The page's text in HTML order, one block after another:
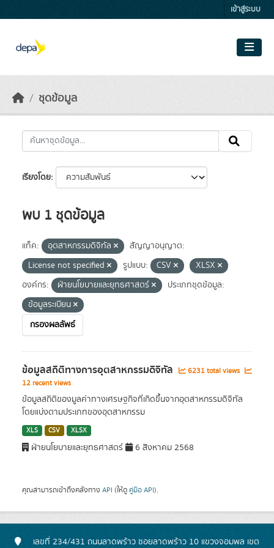
เข้าสู่ระบบ
ชุดข้อมูล
เรียงโดย
พบ 1 ชุดข้อมูล
แท็ค: อุตสาหกรรมดิจิทัล
สัญญาอนุญาต:
License not specified
รูปแบบ: CSV
XLSX
องค์กร:
ฝ่ายนโยบายและยุทธศาสตร์
ประเภทชุดข้อมูล:
ข้อมูลระเบียน
กรองผลลัพธ์
ข้อมูลสถิติทางการอุตสาหกรรมดิจิทัล
6231 total views
12 recent views
ข้อมูลสถิติของมูลค่าทางเศรษฐกิจที่เกิดขึ้นจากอุตสาหกรรมดิจิทัล
โดยแบ่งตามประเภทของอุตสาหกรรม
XLS CSV XLSX
ฝ่ายนโยบายและยุทธศาสตร์ 6 สิงหาคม 2568
คุณสามารถเข้าถึงคลังทาง API (ให้ดู คู่มือ API).
เลขที่ 234/431 ถนนลาดพร้าว ซอยลาดพร้าว 10 แขวงจอมพล เขต